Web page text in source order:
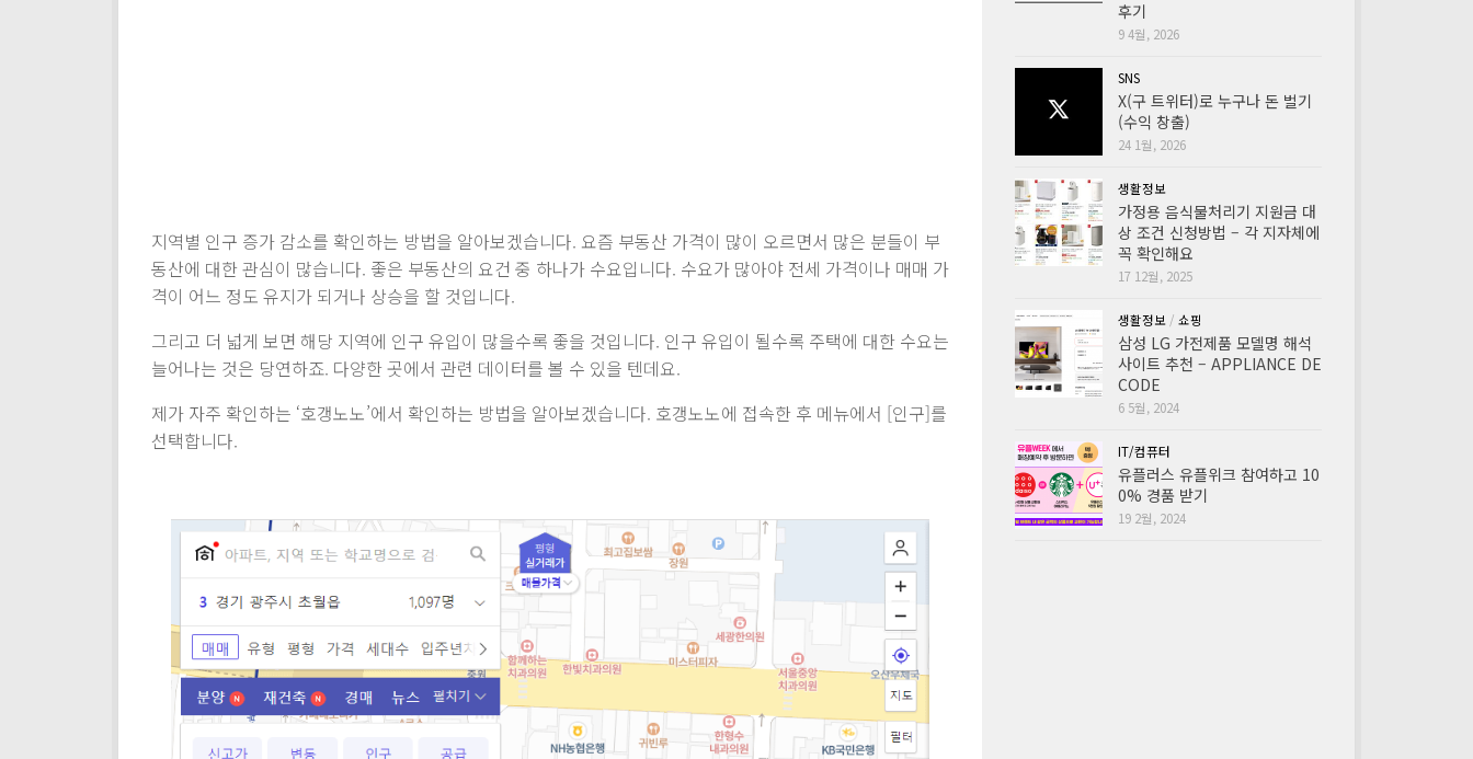
지역별 인구 증가 감소를 확인하는 방법을 알아보겠습니다. 요즘 부동산 가격이 많이 오르면서 많은 분들이 부
동산에 대한 관심이 많습니다. 좋은 부동산의 요건 중 하나가 수요입니다. 수요가 많아야 전세 가격이나 매매 가
격이 어느 정도 유지가 되거나 상승을 할 것입니다.
그리고 더 넓게 보면 해당 지역에 인구 유입이 많을수록 좋을 것입니다. 인구 유입이 될수록 주택에 대한 수요는
늘어나는 것은 당연하죠. 다양한 곳에서 관련 데이터를 볼 수 있을 텐데요.
제가 자주 확인하는 ‘호갱노노’에서 확인하는 방법을 알아보겠습니다. 호갱노노에 접속한 후 메뉴에서 [인구]를
선택합니다.
후기
9 4월, 2026
SNS
X(구 트위터)로 누구나 돈 벌기
(수익 창출)
24 1월, 2026
생활정보
가정용 음식물처리기 지원금 대
상 조건 신청방법 – 각 지자체에
꼭 확인해요
17 12월, 2025
생활정보 / 쇼핑
삼성 LG 가전제품 모델명 해석
사이트 추천 – APPLIANCE DE
CODE
6 5월, 2024
IT/컴퓨터
유플러스 유플위크 참여하고 10
0% 경품 받기
19 2월, 2024